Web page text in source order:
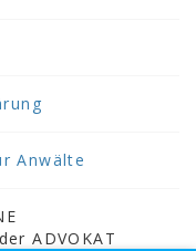
Anwälte
ADVOKAT